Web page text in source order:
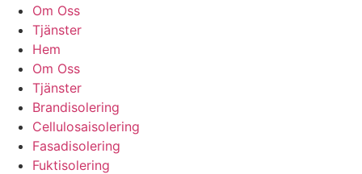
Om Oss
Tjänster
Hem
Om Oss
Tjänster
Brandisolering
Cellulosaisolering
Fasadisolering
Fuktisolering